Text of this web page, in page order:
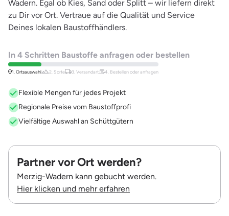
Wadern. Egal ob Kies, Sand oder Splitt – wir liefern direkt
zu Dir vor Ort. Vertraue auf die Qualität und Service
Deines lokalen Baustoffhändlers.
In 4 Schritten Baustoffe anfragen oder bestellen
1. Ortsauswahl 2. Sorte 3. Versandart, 4. Bestellen oder anfragen
Flexible Mengen für jedes Projekt
Regionale Preise vom Baustoffprofi
Vielfältige Auswahl an Schüttgütern
Partner vor Ort werden?
Merzig-Wadern kann gebucht werden.
Hier klicken und mehr erfahren